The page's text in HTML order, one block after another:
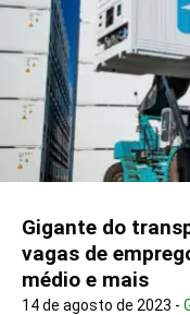
Gigante do
vagas de
médio e mais
14 de agosto de 2023 -